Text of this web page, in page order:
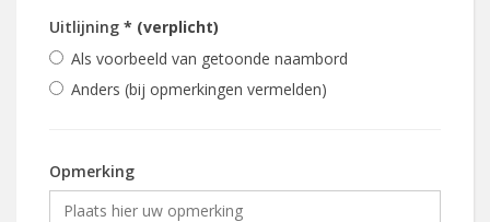
Uitlijning * (verplicht)
Als voorbeeld van getoonde naambord
Anders (bij opmerkingen vermelden)
Opmerking